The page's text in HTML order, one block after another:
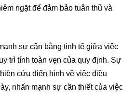
ngặt để đảm bảo tuân thủ và
sự cân bằng tinh tế giữa việc
trì tính toàn vẹn của quy định. Sự
cứu điển hình về việc điều
nhấn mạnh sự cần thiết của việc